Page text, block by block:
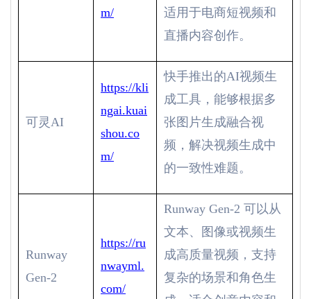
m/
适用于电商短视频和
直播内容创作。
可灵AI
https://kli
ngai.kuai
shou.co
m/
快手推出的AI视频生
成工具，能够根据多
张图片生成融合视
频，解决视频生成中
的一致性难题。
Runway
Gen-2
https://ru
nwayml.
com/
Runway Gen-2 可以从
文本、图像或视频生
成高质量视频，支持
复杂的场景和角色生